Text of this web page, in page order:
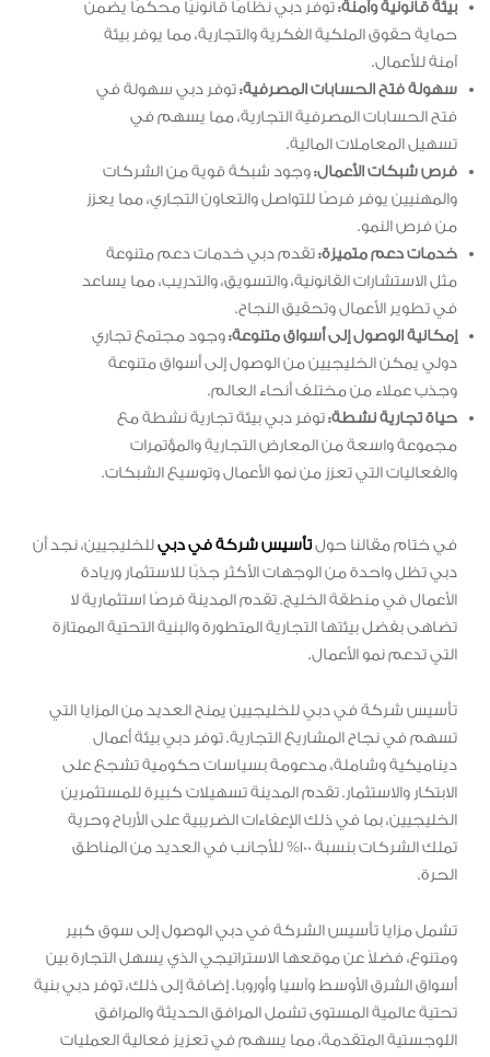
بيئة قانونية وآمنة:توفر دبي نظامًا قانونيًا محكمًا يضمن
حماية حقوق الملكية الفكرية والتجارية، مما يوفر بيئة
آمنة للأعمال.
سهولة فتح الحسابات المصرفية:توفر دبي سهولة في
فتح الحسابات المصرفية التجارية، مما يسهم في
تسهيل المعاملات المالية.
فرص شبكات الأعمال:وجود شبكة قوية من الشركات
والمهنيين يوفر فرصًا للتواصل والتعاون التجاري، مما يعزز
من فرص النمو.
خدمات دعم متميزة:تقدم دبي خدمات دعم متنوعة
مثل الاستشارات القانونية، والتسويق، والتدريب، مما يساعد
في تطوير الأعمال وتحقيق النجاح.
إمكانية الوصول إلى أسواق متنوعة:وجود مجتمع تجاري
دولي يمكن الخليجيين من الوصول إلى أسواق متنوعة
وجذب عملاء من مختلف أنحاء العالم.
حياة تجارية نشطة:توفر دبي بيئة تجارية نشطة مع
مجموعة واسعة من المعارض التجارية والمؤتمرات
والفعاليات التي تعزز من نمو الأعمال وتوسيع الشبكات.
في ختام مقالنا حولتأسيس شركة في دبيللخليجيين، نجد أن
دبي تظل واحدة من الوجهات الأكثر جذبًا للاستثمار وريادة
الأعمال في منطقة الخليج. تقدم المدينة فرصًا استثمارية لا
تضاهى بفضل بيئتها التجارية المتطورة والبنية التحتية الممتازة
التي تدعم نمو الأعمال.
تأسيس شركة في دبي للخليجيين يمنح العديد من المزايا التي
تسهم في نجاح المشاريع التجارية. توفر دبي بيئة أعمال
ديناميكية وشاملة، مدعومة بسياسات حكومية تشجع على
الابتكار والاستثمار. تقدم المدينة تسهيلات كبيرة للمستثمرين
الخليجيين، بما في ذلك الإعفاءات الضريبية على الأرباح وحرية
تملك الشركات بنسبة 100% للأجانب في العديد من المناطق
الحرة.
تشمل مزايا تأسيس الشركة في دبي الوصول إلى سوق كبير
ومتنوع، فضلاً عن موقعها الاستراتيجي الذي يسهل التجارة بين
أسواق الشرق الأوسط وآسيا وأوروبا. إضافة إلى ذلك، توفر دبي بنية
تحتية عالمية المستوى تشمل المرافق الحديثة والمرافق
اللوجستية المتقدمة، مما يسهم في تعزيز فعالية العمليات